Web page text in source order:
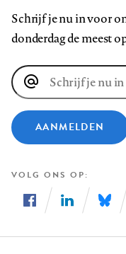
Schrijf je nu in voor
donderdag de meest
E-
mailadres
AANMELDEN
VOLG ONS OP
ons
ons
ons